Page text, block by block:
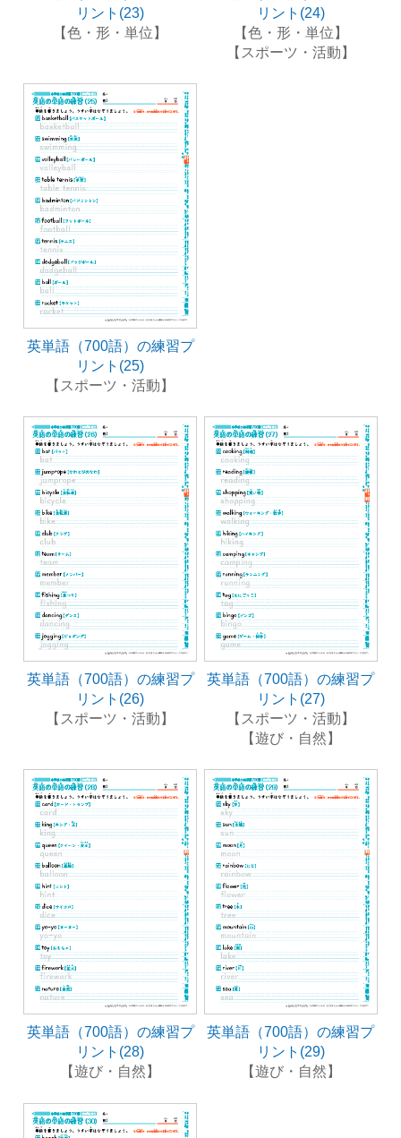
リント(23)
【色・形・単位】
リント(24)
【色・形・単位】
【スポーツ・活動】
英単語（700語）の練習プ
リント(25)
【スポーツ・活動】
英単語（700語）の練習プ
リント(26)
【スポーツ・活動】
英単語（700語）の練習プ
リント(27)
【スポーツ・活動】
【遊び・自然】
英単語（700語）の練習プ
リント(28)
【遊び・自然】
英単語（700語）の練習プ
リント(29)
【遊び・自然】